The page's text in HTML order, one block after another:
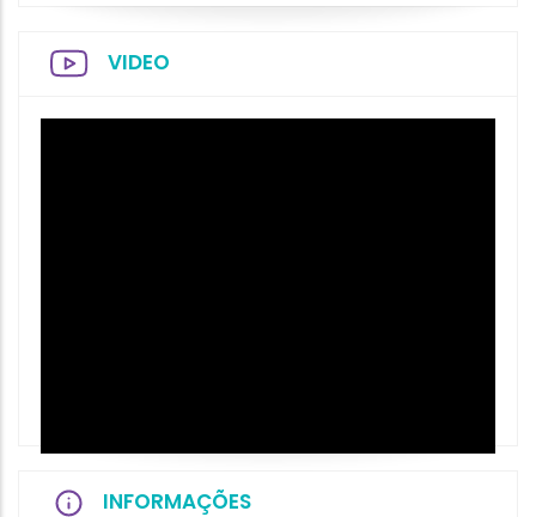
VIDEO
INFORMAÇÕES